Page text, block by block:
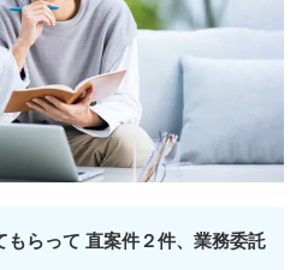
もらって 直案件２件、業務委託